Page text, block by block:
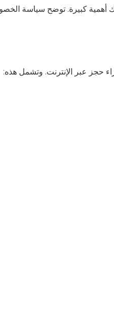
كبيرة. توضح سياسة
حجز عبر الإنترنت. وتشمل هذه: